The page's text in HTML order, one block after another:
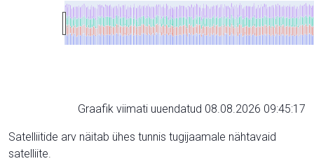
Graafik viimati uuendatud 08.08.2026 09:45:17
Satelliitide arv näitab ühes tunnis tugijaamale nähtavaid
satelliite.